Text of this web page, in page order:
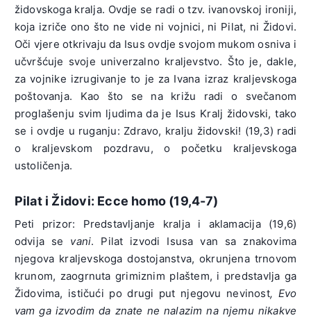
židovskoga kralja. Ovdje se radi o tzv. ivanovskoj ironiji,
koja izriče ono što ne vide ni vojnici, ni Pilat, ni Židovi.
Oči vjere otkrivaju da Isus ovdje svojom mukom osniva i
učvršćuje svoje univerzalno kraljevstvo. Što je, dakle,
za vojnike izrugivanje to je za Ivana izraz kraljevskoga
poštovanja. Kao što se na križu radi o svečanom
proglašenju svim ljudima da je Isus Kralj židovski, tako
se i ovdje u ruganju: Zdravo, kralju židovski! (19,3) radi
o kraljevskom pozdravu, o početku kraljevskoga
ustoličenja.
Pilat i Židovi: Ecce homo (19,4-7)
Peti prizor: Predstavljanje kralja i aklamacija (19,6)
odvija se vani. Pilat izvodi Isusa van sa znakovima
njegova kraljevskoga dostojanstva, okrunjena trnovom
krunom, zaogrnuta grimiznim plaštem, i predstavlja ga
Židovima, ističući po drugi put njegovu nevinost, Evo
vam ga izvodim da znate ne nalazim na njemu nikakve